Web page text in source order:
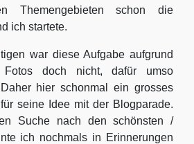
Themengebieten schon die
ich startete.
war diese Aufgabe aufgrund
doch nicht, dafür umso
hier schonmal ein grosses
seine Idee mit der Blogparade.
Suche nach den schönsten /
ich nochmals in Erinnerungen